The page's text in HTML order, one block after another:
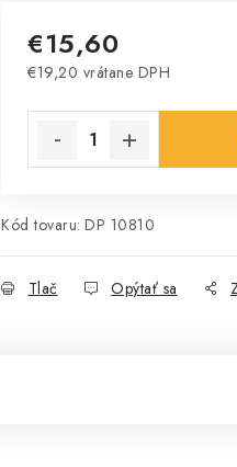
€15,60
€19,20 vrátane DPH
Kód tovaru: DP 10810
Tlač Opýtať sa